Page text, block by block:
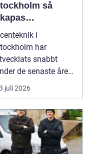
så
på
scen
i
har
snabbt
de senaste åren.
förväntar sig i
juli 2026